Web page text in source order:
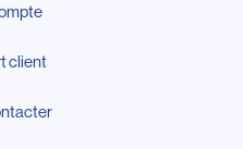
client